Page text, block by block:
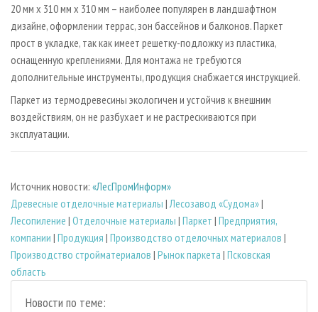
20 мм х 310 мм х 310 мм – наиболее популярен в ландшафтном
дизайне, оформлении террас, зон бассейнов и балконов. Паркет
прост в укладке, так как имеет решетку-подложку из пластика,
оснащенную креплениями. Для монтажа не требуются
дополнительные инструменты, продукция снабжается инструкцией.
Паркет из термодревесины экологичен и устойчив к внешним
воздействиям, он не разбухает и не растрескиваются при
эксплуатации.
Источник новости: «ЛесПромИнформ»
Древесные отделочные материалы |Лесозавод «Судома»|
Лесопиление | Отделочные материалы | Паркет | Предприятия,
компании | Продукция | Производство отделочных материалов |
Производство стройматериалов | Рынок паркета | Псковская
область
Новости по теме: